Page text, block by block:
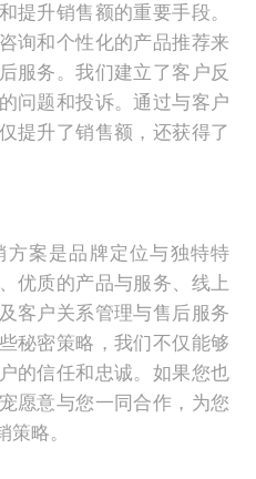
提升销售额的重要手段。
询和个性化的产品推荐来
服务。我们建立了客户反
问题和投诉。通过与客户
提升了销售额，还获得了
案是品牌定位与独特特
优质的产品与服务、线上
客户关系管理与售后服务
秘密策略，我们不仅能够
的信任和忠诚。如果您也
愿意与您一同合作，为您
略。